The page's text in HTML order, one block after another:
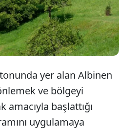
lira) bulan maddi destek
yer alan Albinen
ve bölgeyi
amacıyla başlattığı
uygulamaya